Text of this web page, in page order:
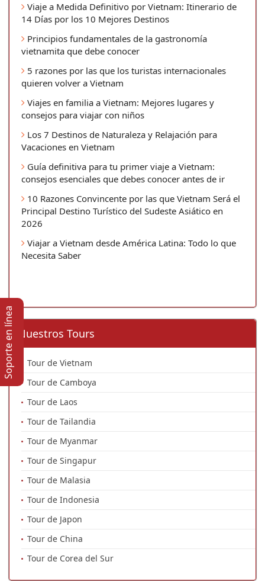
Viaje a Medida Definitivo por Vietnam: Itinerario de
14 Días por los 10 Mejores Destinos
Principios fundamentales de la gastronomía
vietnamita que debe conocer
5 razones por las que los turistas internacionales
quieren volver a Vietnam
Viajes en familia a Vietnam: Mejores lugares y
consejos para viajar con niños
Los 7 Destinos de Naturaleza y Relajación para
Vacaciones en Vietnam
Guía definitiva para tu primer viaje a Vietnam:
consejos esenciales que debes conocer antes de ir
10 Razones Convincente por las que Vietnam Será el
Principal Destino Turístico del Sudeste Asiático en
2026
Viajar a Vietnam desde América Latina: Todo lo que
Necesita Saber
Nuestros Tours
Tour de Vietnam
Tour de Camboya
Tour de Laos
Tour de Tailandia
Tour de Myanmar
Tour de Singapur
Tour de Malasia
Tour de Indonesia
Tour de Japon
Tour de China
Tour de Corea del Sur
Soporte en lí­nea